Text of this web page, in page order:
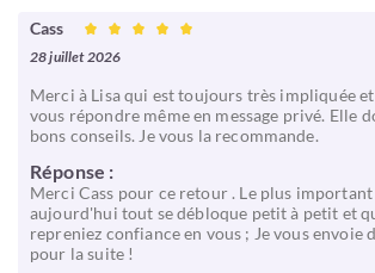
Cass
28 juillet 2026
Merci à Lisa qui est toujours très impliquée
vous répondre même en message privé. Elle
bons conseils. Je vous la recommande.
Réponse :
Merci Cass pour ce retour . Le plus important
aujourd'hui tout se débloque petit à petit et
repreniez confiance en vous ; Je vous envoie
pour la suite !